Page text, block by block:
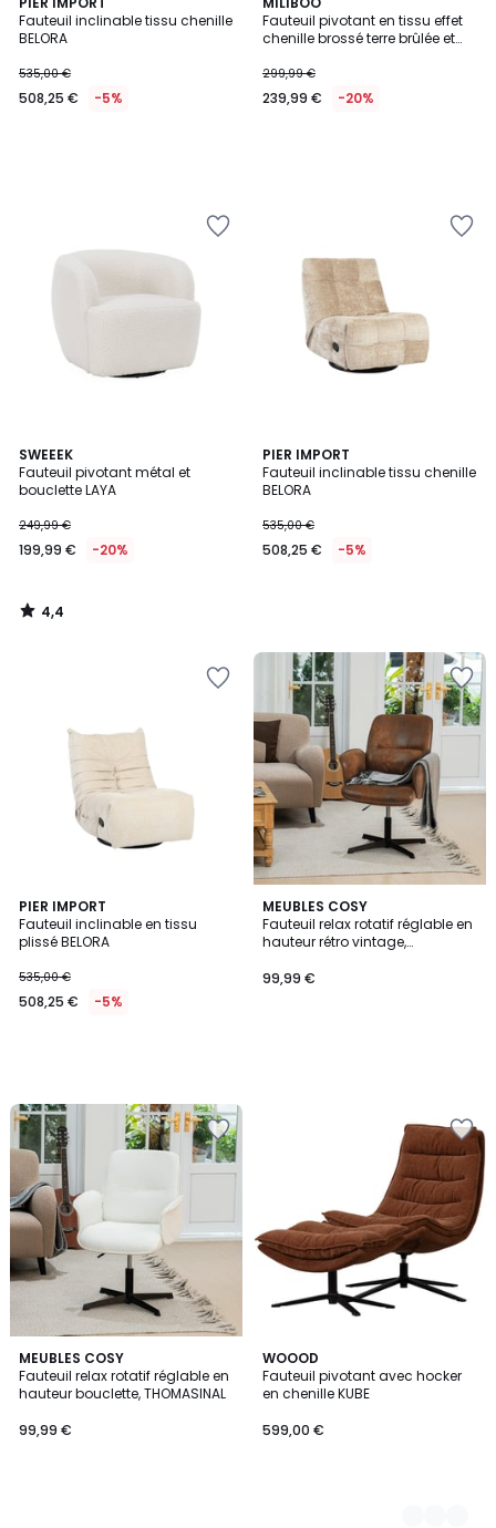
Fauteuil inclinable tissu chenille
BELORA
535,00 €
508,25 € -5%
Fauteuil pivotant en tissu effet
chenille brossé terre brûlée et
299,99 €
239,99 € -20%
SWEEEK
Fauteuil pivotant métal et
bouclette LAYA
249,99 €
199,99 € -20%
4,4
/ 5
4,4
/
PIER IMPORT
Fauteuil inclinable tissu chenille
BELORA
535,00 €
508,25 € -5%
PIER IMPORT
Fauteuil inclinable en tissu
plissé BELORA
535,00 €
508,25 € -5%
MEUBLES COSY
Fauteuil relax rotatif réglable en
hauteur rétro vintage,
99,99 €
MEUBLES COSY
Fauteuil relax rotatif réglable en
hauteur bouclette, THOMASINAL
99,99 €
WOOOD
Fauteuil pivotant avec hocker
en chenille KUBE
599,00 €
2
Couleurs